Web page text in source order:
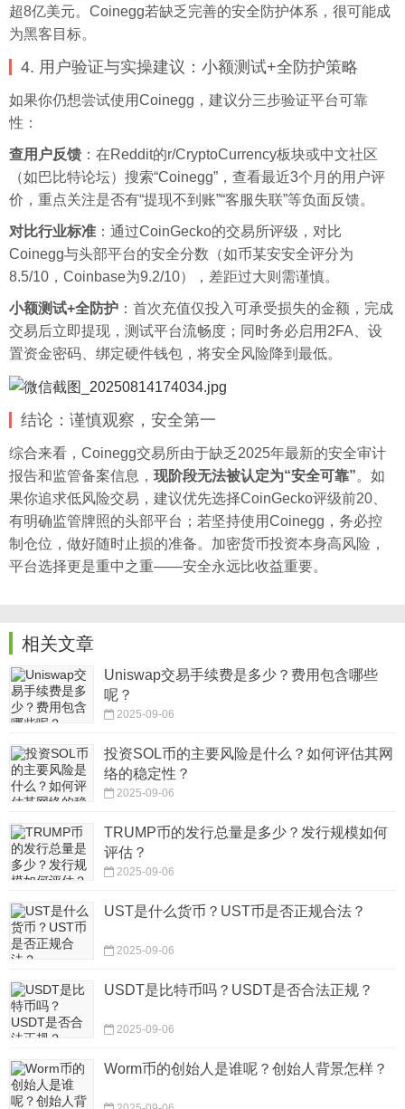
超8亿美元。Coinegg若缺乏完善的安全防护体系，很可能成
为黑客目标。
4. 用户验证与实操建议：小额测试+全防护策略
如果你仍想尝试使用Coinegg，建议分三步验证平台可靠
性：
查用户反馈 ：在Reddit的r/CryptoCurrency板块或中文社区
（如巴比特论坛）搜索“Coinegg”，查看最近3个月的用户评
价，重点关注是否有“提现不到账”“客服失联”等负面反馈。
对比行业标准 ：通过CoinGecko的交易所评级，对比
Coinegg与头部平台的安全分数（如币某安安全评分为
8.5/10，Coinbase为9.2/10），差距过大则需谨慎。
小额测试+全防护 ：首次充值仅投入可承受损失的金额，完成
交易后立即提现，测试平台流畅度；同时务必启用2FA、设
置资金密码、绑定硬件钱包，将安全风险降到最低。
结论：谨慎观察，安全第一
综合来看，Coinegg交易所由于缺乏2025年最新的安全审计
报告和监管备案信息， 现阶段无法被认定为“安全可靠”。如
果你追求低风险交易，建议优先选择CoinGecko评级前20、
有明确监管牌照的头部平台；若坚持使用Coinegg，务必控
制仓位，做好随时止损的准备。加密货币投资本身高风险，
平台选择更是重中之重——安全永远比收益重要。
相关文章
Uniswap交易手续费是多少？费用包含哪些
呢？
2025-09-06
投资SOL币的主要风险是什么？如何评估其网
络的稳定性？
2025-09-06
TRUMP币的发行总量是多少？发行规模如何
评估？
2025-09-06
UST是什么货币？UST币是否正规合法？
2025-09-06
USDT是比特币吗？USDT是否合法正规？
2025-09-06
Worm币的创始人是谁呢？创始人背景怎样？